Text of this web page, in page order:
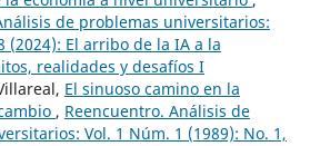
de problemas universitarios:
(2024): El arribo de la IA a la
realidades y desafíos I
El sinuoso camino en la
, Reencuentro. Análisis de
Vol. 1 Núm. 1 (1989): No. 1,